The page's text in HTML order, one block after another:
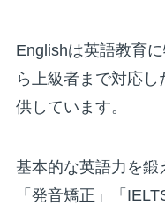
Englishは英語教育
ら上級者まで対応
供しています。
基本的な英語力を鍛
「発音矯正」「